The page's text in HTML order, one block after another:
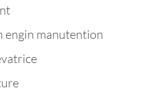
engin manutention